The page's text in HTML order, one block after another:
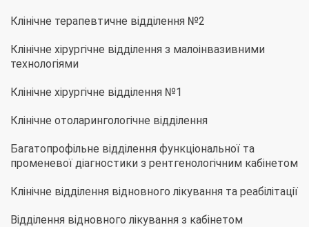
Клінічне терапевтичне відділення №2
Клінічне хірургічне відділення з малоінвазивними
технологіями
Клінічне хірургічне відділення №1
Клінічне отоларингологічне відділення
Багатопрофільне відділення функціональної та
променевої діагностики з рентгенологічним кабінетом
Клінічне відділення відновного лікування та реабілітації
Відділення відновного лікування з кабінетом